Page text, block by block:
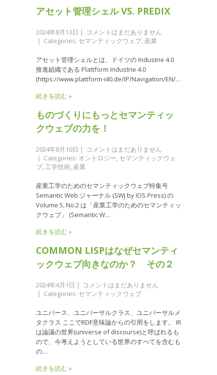
アセット管理シェル VS. PREDIX
2024年8月13日 |
コメントはまだありません
| Categories: セマンティックウェブ 産業
アセット管理シェルとは、ドイツの Industrie 4.0
推進組織である Plattform Industrie 4.0
(https://www.plattform-i40.de/IP/Navigation/EN/…
続きを読む »
ものづくりにもっとセマンティッ
クウェブの力を！
2024年8月10日 |
コメントはまだありません
| Categories: オントロジー セマンティックウェ
ブ 工学技術 産業
産業工学のためのセマンティックウェブ特集号
Semantic Web ジャーナル (SWJ by IOS Press) の
Volume 5, No.2 は「産業工学のためのセマンティッ
クウェブ」 (Semantic W…
続きを読む »
COMMON LISPはなぜセマンティ
ックウェブ向きなのか？ その２
2024年4月1日 |
コメントはまだありません
| Categories: セマンティックウェブ
ユニバース、ユニバーサルクラス、ユニバーサルメ
タクラス ここでRDF意味論からの引用をします。 IR
は論議の世界(universe of discourse)と呼ばれるも
ので、今考えようとしている世界のすべてを含むも
の…
続きを読む »